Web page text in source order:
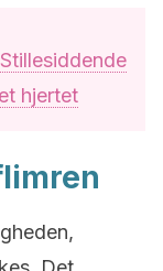
Stillesiddende
hjertet